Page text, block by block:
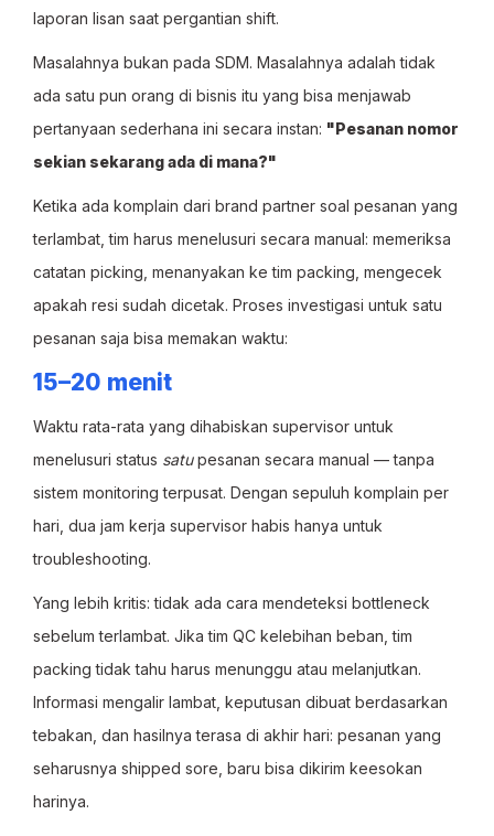
laporan lisan saat pergantian shift.
Masalahnya bukan pada SDM. Masalahnya adalah tidak
ada satu pun orang di bisnis itu yang bisa menjawab
pertanyaan sederhana ini secara instan: "Pesanan nomor
sekian sekarang ada di mana?"
Ketika ada komplain dari brand partner soal pesanan yang
terlambat, tim harus menelusuri secara manual: memeriksa
catatan picking, menanyakan ke tim packing, mengecek
apakah resi sudah dicetak. Proses investigasi untuk satu
pesanan saja bisa memakan waktu:
15–20 menit
Waktu rata-rata yang dihabiskan supervisor untuk
menelusuri status satupesanan secara manual — tanpa
sistem monitoring terpusat. Dengan sepuluh komplain per
hari, dua jam kerja supervisor habis hanya untuk
troubleshooting.
Yang lebih kritis: tidak ada cara mendeteksi bottleneck
sebelum terlambat. Jika tim QC kelebihan beban, tim
packing tidak tahu harus menunggu atau melanjutkan.
Informasi mengalir lambat, keputusan dibuat berdasarkan
tebakan, dan hasilnya terasa di akhir hari: pesanan yang
seharusnya shipped sore, baru bisa dikirim keesokan
harinya.